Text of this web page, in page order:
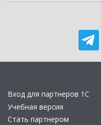
Вход для партнеров 1С
Учебная версия
Стать партнером